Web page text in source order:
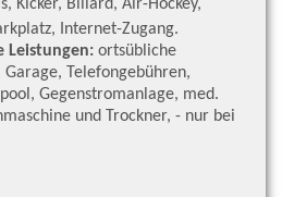
Kicker, Billard, Air-Hockey,
Internet-Zugang.
Leistungen: ortsübliche
Telefongebühren,
Gegenstromanlage, med.
und Trockner, - nur bei